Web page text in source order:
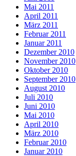
Mai 2011
April 2011
März 2011
Februar 2011
Januar 2011
Dezember 2010
November 2010
Oktober 2010
September 2010
August 2010
Juli 2010
Juni 2010
Mai 2010
April 2010
März 2010
Februar 2010
Januar 2010